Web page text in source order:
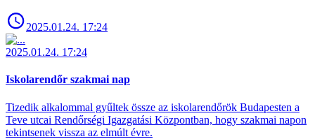
2025.01.24. 17:24
2025.01.24. 17:24
Iskolarendőr szakmai nap
Tizedik alkalommal gyűltek össze az iskolarendőrök Budapesten a
Teve utcai Rendőrségi Igazgatási Központban, hogy szakmai napon
tekintsenek vissza az elmúlt évre.